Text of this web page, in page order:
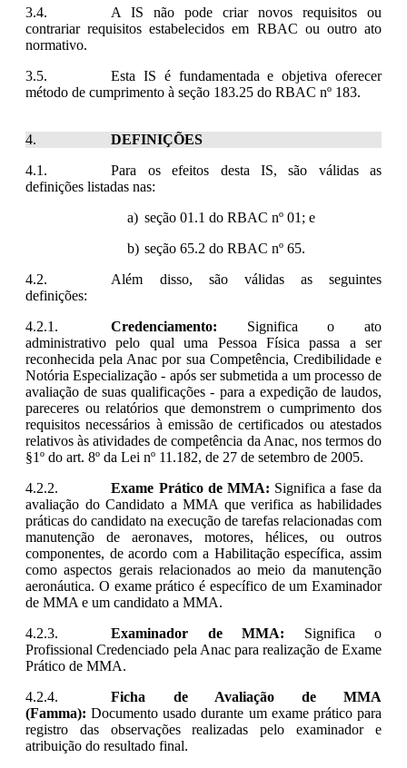
A IS não pode criar novos requisitos ou
contrariar requisitos estabelecidos em RBAC ou outro ato
normativo.
Esta IS é fundamentada e objetiva oferecer
método de cumprimento à seção 183.25 do RBAC nº 183.
DEFINIÇÕES
Para os efeitos desta IS, são válidas as
definições listadas nas:
seção 01.1 do RBAC nº 01; e
seção 65.2 do RBAC nº 65.
Além disso, são válidas as seguintes
definições:
Credenciamento: Significa o ato
administrativo pelo qual uma Pessoa Física passa a ser
reconhecida pela Anac por sua Competência, Credibilidade e
Notória Especialização - após ser submetida a um processo de
avaliação de suas qualificações - para a expedição de laudos,
pareceres ou relatórios que demonstrem o cumprimento dos
requisitos necessários à emissão de certificados ou atestados
relativos às atividades de competência da Anac, nos termos do
§1º do art. 8º da Lei nº 11.182, de 27 de setembro de 2005.
Exame Prático de MMA: Significa a fase da
avaliação do Candidato a MMA que verifica as habilidades
práticas do candidato na execução de tarefas relacionadas com
manutenção de aeronaves, motores, hélices, ou outros
componentes, de acordo com a Habilitação específica, assim
como aspectos gerais relacionados ao meio da manutenção
aeronáutica. O exame prático é específico de um Examinador
de MMA e um candidato a MMA.
Examinador de MMA: Significa o
Profissional Credenciado pela Anac para realização de Exame
Prático de MMA.
Ficha de Avaliação de MMA
(Famma): Documento usado durante um exame prático para
registro das observações realizadas pelo examinador e
atribuição do resultado final.